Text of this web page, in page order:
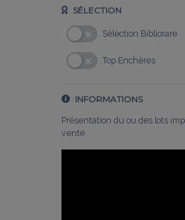
SÉLECTION
Sélection Bibliorare
Top Enchères
INFORMATIONS
Présentation du ou des lots
vente